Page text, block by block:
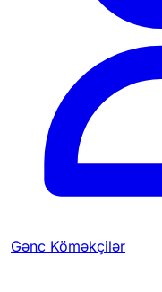
Gənc Köməkçilər